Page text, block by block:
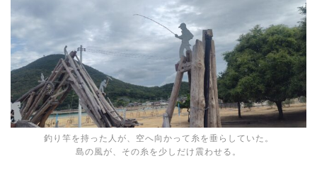
釣り竿を持った人が、空へ向かって糸を垂らしていた。
島の風が、その糸を少しだけ震わせる。